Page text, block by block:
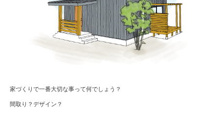
家づくりで一番大切な事って何でしょう？
間取り？デザイン？